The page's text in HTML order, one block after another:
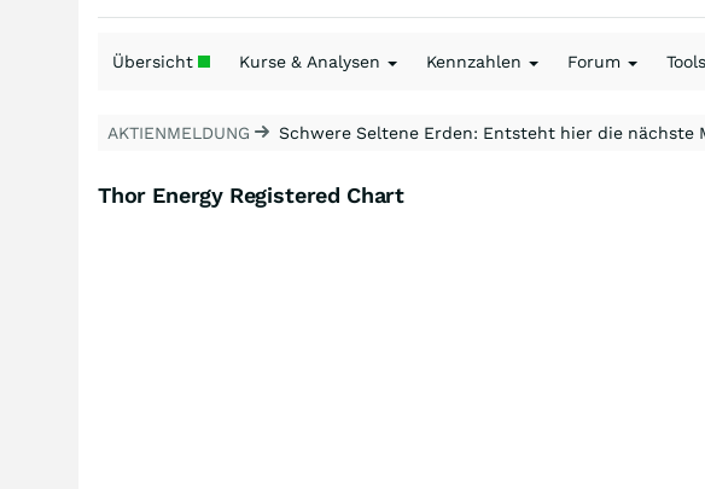
Übersicht Kurse & Analysen Kennzahlen Forum
AKTIENMELDUNG Schwere Seltene Erden: Entsteht hier die nächste
Thor Energy Registered Chart